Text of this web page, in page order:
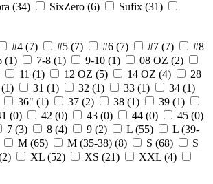
(34) SixZero (6)
Sufix (31)
#4 (7) #5 (7) #6 (7) #7 (7)
#8
(1) 7-8 (1) 9-10 (1)
08 OZ (2)
11 (1) 12 OZ (5) 14 OZ (4)
28
31 (1) 32 (1) 33 (1)
34 (1)
36" (1) 37 (2) 38 (1)
39 (1)
(0) 42 (0) 43 (0) 44 (0)
45 (0)
7 (3) 8 (4) 9 (2) L (55)
L (39-
M (65) M (35-38) (8) S (68)
S
XL (52) XS (21)
XXL (4)